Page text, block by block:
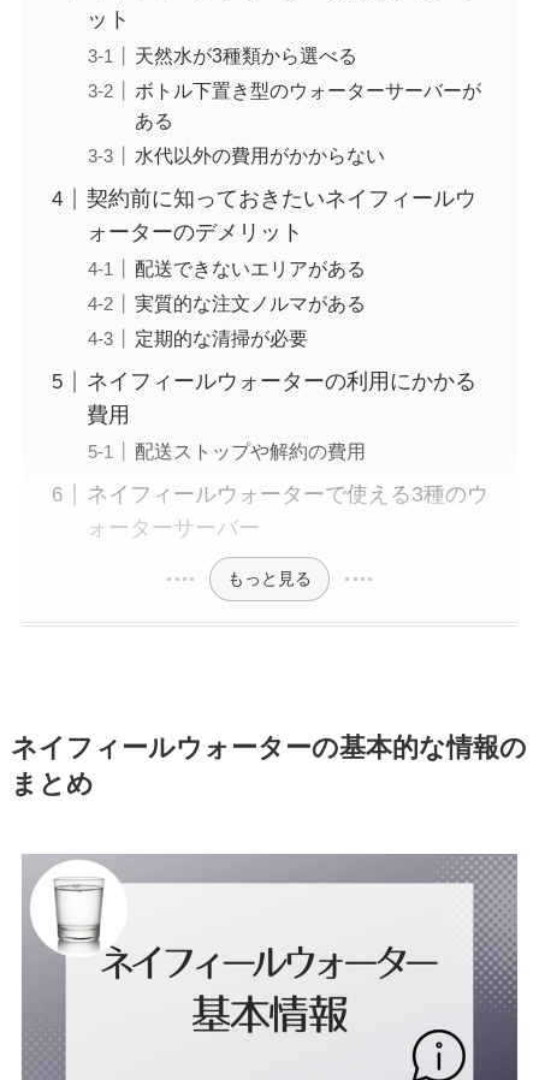
ット
天然水が3種類から選べる
ボトル下置き型のウォーターサーバーが
ある
水代以外の費用がかからない
契約前に知っておきたいネイフィールウ
ォーターのデメリット
配送できないエリアがある
実質的な注文ノルマがある
定期的な清掃が必要
ネイフィールウォーターの利用にかかる
費用
配送ストップや解約の費用
ネイフィールウォーターで使える3種のウ
ォーターサーバー
もっと見る
ネイフィールウォーターの基本的な情報の
まとめ